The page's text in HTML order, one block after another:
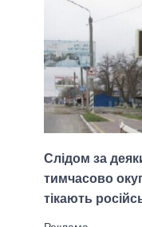
Слідом за
тимчасово
тікають